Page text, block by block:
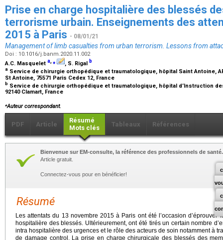
Prise en charge hospitalière des blessés
terrorisme urbain. Enseignements des
2015 à Paris - 08/01/21
Management of limb casualties from urban terrorism. Lessons from
Doi : 10.1016/j.banm.2020.11.002
A.C. Masquelet a,⁎ , S. Rigal b
a Service de chirurgie orthopédique et traumatologique, hôpital Saint Antoine,
St Antoine, 75571 Paris Cedex 12, France
b Service de chirurgie orthopédique et traumatologique, hôpital d’Instruction
92140 Clamart, France
⁎Auteur correspondant.
PDF Article
Résumé
Mots clés
Tableaux Références
Bienvenue sur EM-consulte, la référence des professionnels de santé.
Article gratuit.
Connectez-vous pour en bénéficier!
Résumé
Les attentats du 13 novembre 2015 à Paris ont été l’occasion
hospitalière des blessés. Ultérieurement, ont été tirés un certain nombre
intra hospitalière des urgences et le rôle des acteurs de soin notamment à
de damage control. La prise en charge chirurgicale des blessés des